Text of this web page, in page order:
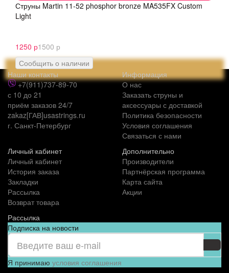
Струны Martin 11-52 phosphor bronze MA535FX Custom
Light
1250 р1500 р
Сообщить о наличии
Наши контакты
+7(911)737-89-70
с 10 до 21
приём заказов 24/7
zakaz[ГАВ]usastrings.ru
г. Санкт-Петербург
Информация
О нас
Заказать струны и
аксессуары с доставкой
Политика безопасности
Условия соглашения
Связаться с нами
Личный кабинет
Личный кабинет
История заказа
Закладки
Рассылка
Возврат товара
Дополнительно
Производители
Партнёрская программа
Карта сайта
Акции
Рассылка
Подписка на новости
Я принимаю условия соглашения